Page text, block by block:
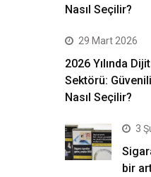
Nasıl Seçilir?
29 Mart 2026
2026 Yılında
Sektörü:
Nasıl Seçilir?
3
bir